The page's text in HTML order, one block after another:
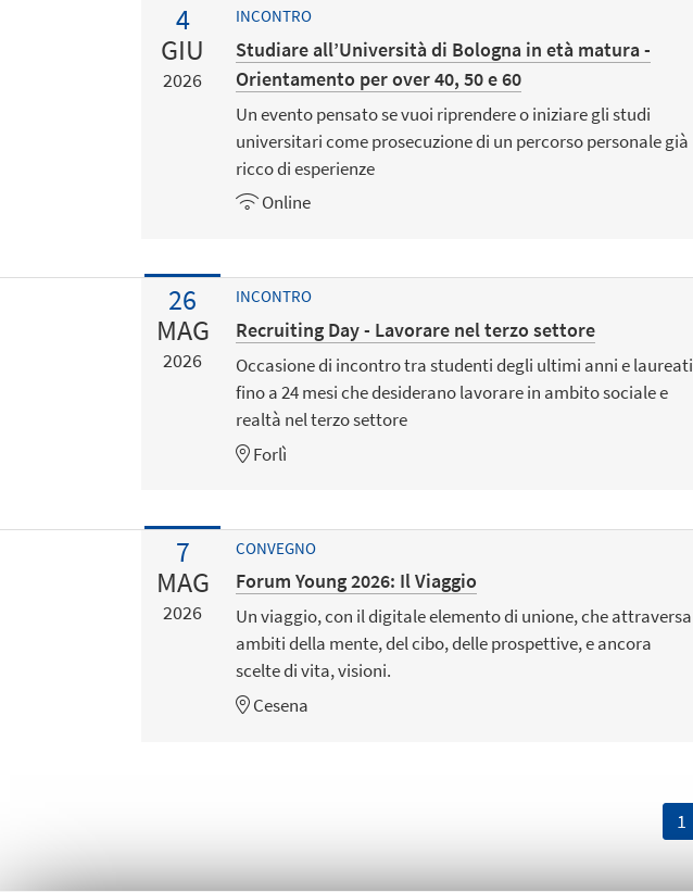
4
GIU
2026
INCONTRO
Studiare all’Università di Bologna in età matura -
Orientamento per over 40, 50 e 60
Un evento pensato se vuoi riprendere o iniziare gli studi
universitari come prosecuzione di un percorso personale già
ricco di esperienze
Online
26
MAG
2026
INCONTRO
Recruiting Day - Lavorare nel terzo settore
Occasione di incontro tra studenti degli ultimi anni e laureati
fino a 24 mesi che desiderano lavorare in ambito sociale e
realtà nel terzo settore
Forlì
7
MAG
2026
CONVEGNO
Forum Young 2026: Il Viaggio
Un viaggio, con il digitale elemento di unione, che attraversa
ambiti della mente, del cibo, delle prospettive, e ancora
scelte di vita, visioni.
Cesena
1